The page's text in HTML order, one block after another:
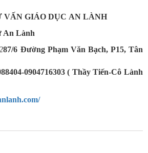
VẤN GIÁO DỤC AN LÀNH
An Lành
87/6 Đường Phạm Văn Bạch, P15, Tân
0904716303 ( Thầy Tiến-Cô Lành